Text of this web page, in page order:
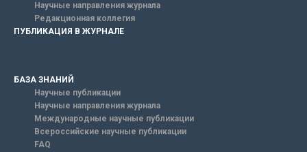
Научные направления журнала
Редакционная коллегия
ПУБЛИКАЦИЯ В ЖУРНАЛЕ
БАЗА ЗНАНИЙ
Научные публикации
Научные направления журнала
Международные научные публикации
Всероссийские научные публикации
FAQ